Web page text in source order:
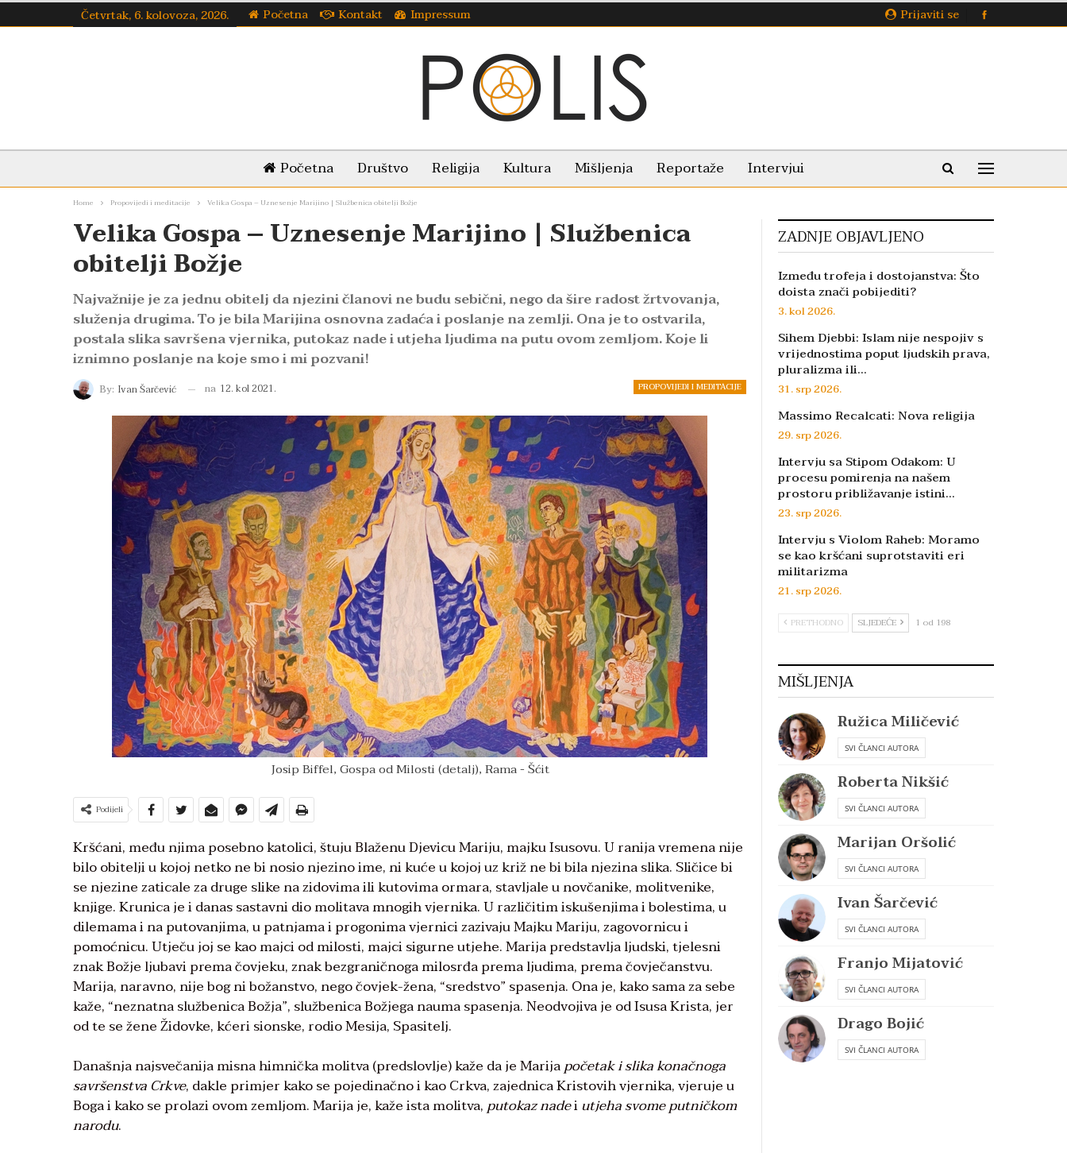
Prijaviti se
Četvrtak, 6. kolovoza, 2026. Početna Kontakt Impressum
Početna Društvo Religija Kultura Mišljenja Reportaže Intervjui
Home Propovijedi i meditacije Velika Gospa – Uznesenje Marijino | Službenica obitelji Božje
Velika Gospa – Uznesenje Marijino | Službenica
obitelji Božje
Najvažnije je za jednu obitelj da njezini članovi ne budu sebični, nego da šire radost žrtvovanja,
služenja drugima. To je bila Marijina osnovna zadaća i poslanje na zemlji. Ona je to ostvarila,
postala slika savršena vjernika, putokaz nade i utjeha ljudima na putu ovom zemljom. Koje li
iznimno poslanje na koje smo i mi pozvani!
PROPOVIJEDI I MEDITACIJE
By: Ivan Šarčević na 12. kol 2021.
Josip Biffel, Gospa od Milosti (detalj), Rama - Šćit
Podijeli
Kršćani, među njima posebno katolici, štuju Blaženu Djevicu Mariju, majku Isusovu. U ranija vremena nije
bilo obitelji u kojoj netko ne bi nosio njezino ime, ni kuće u kojoj uz križ ne bi bila njezina slika. Sličice bi
se njezine zaticale za druge slike na zidovima ili kutovima ormara, stavljale u novčanike, molitvenike,
knjige. Krunica je i danas sastavni dio molitava mnogih vjernika. U različitim iskušenjima i bolestima, u
dilemama i na putovanjima, u patnjama i progonima vjernici zazivaju Majku Mariju, zagovornicu i
pomoćnicu. Utječu joj se kao majci od milosti, majci sigurne utjehe. Marija predstavlja ljudski, tjelesni
znak Božje ljubavi prema čovjeku, znak bezgraničnoga milosrđa prema ljudima, prema čovječanstvu.
Marija, naravno, nije bog ni božanstvo, nego čovjek-žena, “sredstvo” spasenja. Ona je, kako sama za sebe
kaže, “neznatna službenica Božja”, službenica Božjega nauma spasenja. Neodvojiva je od Isusa Krista, jer
od te se žene Židovke, kćeri sionske, rodio Mesija, Spasitelj.
Današnja najsvečanija misna himnička molitva (predslovlje) kaže da je Marijapočetak i slika konačnoga
savršenstva Crkve, dakle primjer kako se pojedinačno i kao Crkva, zajednica Kristovih vjernika, vjeruje u
Boga i kako se prolazi ovom zemljom. Marija je, kaže ista molitva, putokaz nadeiutjeha svome putničkom
narodu.
ZADNJE OBJAVLJENO
Između trofeja i dostojanstva: Što
doista znači pobijediti?
3. kol 2026.
Sihem Djebbi: Islam nije nespojiv s
vrijednostima poput ljudskih prava,
pluralizma ili…
31. srp 2026.
Massimo Recalcati: Nova religija
29. srp 2026.
Intervju sa Stipom Odakom: U
procesu pomirenja na našem
prostoru približavanje istini…
23. srp 2026.
Intervju s Violom Raheb: Moramo
se kao kršćani suprotstaviti eri
militarizma
21. srp 2026.
PRETHODNO SLJEDEĆE 1 od 198
MIŠLJENJA
Ružica Miličević
SVI ČLANCI AUTORA
Roberta Nikšić
SVI ČLANCI AUTORA
Marijan Oršolić
SVI ČLANCI AUTORA
Ivan Šarčević
SVI ČLANCI AUTORA
Franjo Mijatović
SVI ČLANCI AUTORA
Drago Bojić
SVI ČLANCI AUTORA